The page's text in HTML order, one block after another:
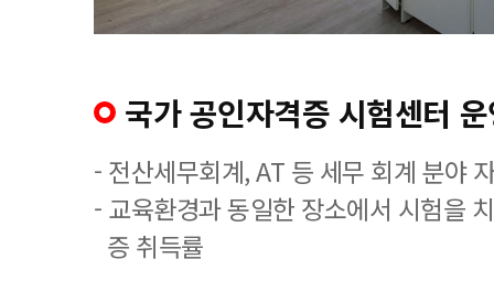
국가 공인자격증 시험센터
- 전산세무회계, AT 등 세무 회계 분야
- 교육환경과 동일한 장소에서 시험을
증 취득률